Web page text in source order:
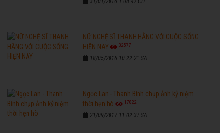
NỮ NGHỆ SĨ THANH HẰNG VỚI CUỘC SỐNG
HIỆN NAY
32577
18/05/2016 10:22:21 SA
Ngọc Lan - Thanh Bình chụp ảnh kỷ niệm
thời hẹn hò
17822
21/09/2017 11:02:37 SA